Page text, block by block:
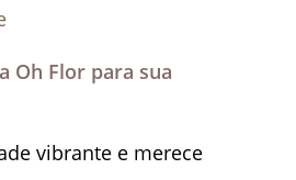
Oh Flor para sua
vibrante e merece